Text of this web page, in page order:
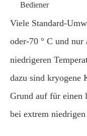
Bediener
Viele Standard-
oder-70 ° C und nur
niedrigeren
dazu sind kryogene
Grund auf für einen
bei extrem